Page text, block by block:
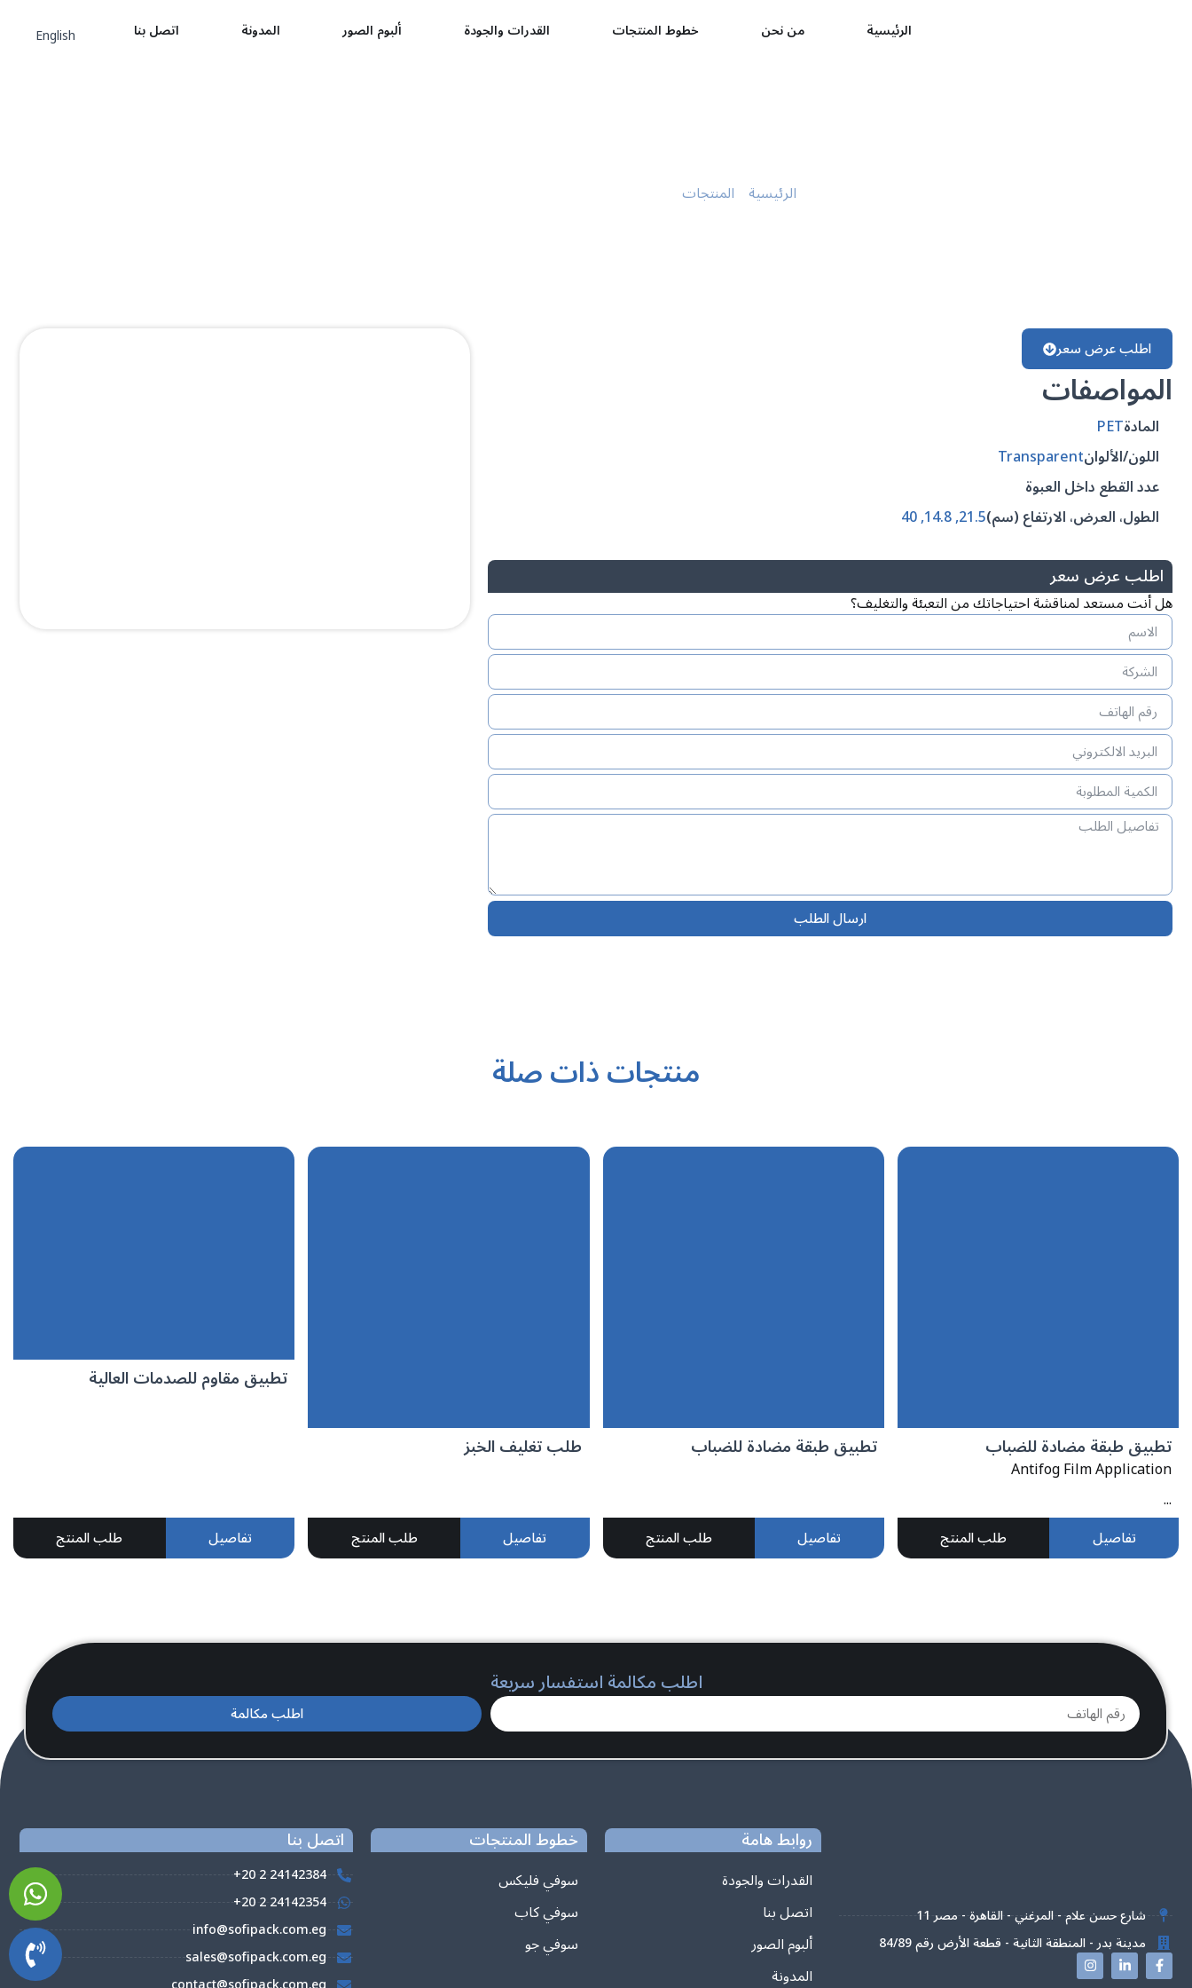
الرئيسية من نحن خطوط المنتجات القدرات والجودة ألبوم الصور المدونة اتصل بنا English
الرئيسية المنتجات
اطلب عرض سعر
المواصفات
المادةPET
اللون/الألوانTransparent
عدد القطع داخل العبوة
الطول، العرض، الارتفاع (سم)21.5, 14.8, 40
اطلب عرض سعر
هل أنت مستعد لمناقشة احتياجاتك من التعبئة والتغليف؟
ارسال الطلب
منتجات ذات صلة
تطبيق طبقة مضادة للضباب
Antifog Film Application
...
تفاصيل طلب المنتج
تطبيق طبقة مضادة للضباب
تفاصيل طلب المنتج
طلب تغليف الخبز
تفاصيل طلب المنتج
تطبيق مقاوم للصدمات العالية
تفاصيل طلب المنتج
اطلب مكالمة استفسار سريعة
اطلب مكالمة
11 شارع حسن علام - المرغني - القاهرة - مصر
مدينة بدر - المنطقة الثانية - قطعة الأرض رقم 84/89
روابط هامة
القدرات والجودة
اتصل بنا
ألبوم الصور
المدونة
خطوط المنتجات
سوفي فليكس
سوفي كاب
سوفي جو
اتصل بنا
+20 2 24142384
+20 2 24142354
info@sofipack.com.eg
sales@sofipack.com.eg